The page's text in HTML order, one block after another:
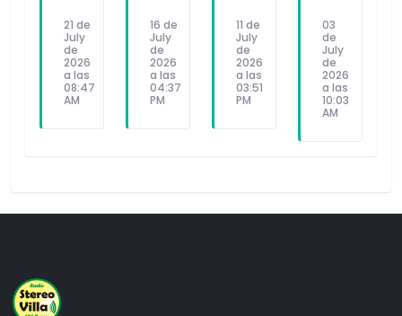
21 de
July
de
2026
a las
08:47
AM
16 de
July
de
2026
a las
04:37
PM
11 de
July
de
2026
a las
03:51
PM
03
de
July
de
2026
a las
10:03
AM